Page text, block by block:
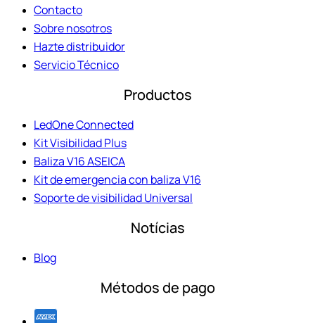
Contacto
Sobre nosotros
Hazte distribuidor
Servicio Técnico
Productos
LedOne Connected
Kit Visibilidad Plus
Baliza V16 ASEICA
Kit de emergencia con baliza V16
Soporte de visibilidad Universal
Notícias
Blog
Métodos de pago